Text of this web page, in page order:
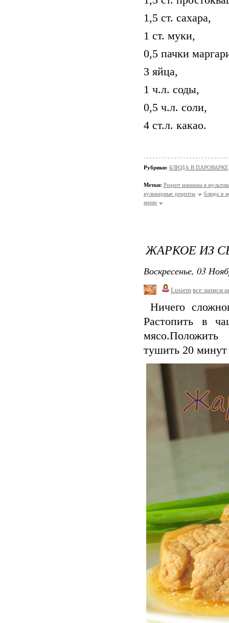
1,5 ст. сахара,
1 ст. муки,
0,5 пачки
3 яйца,
1 ч.л. соды,
0,5 ч.л. соли,
4 ст.л. какао.
Рубрики: БЛЮДА В
Метки: Рецепт манника в
кулинарные рецепты
блюда в
меню
ЖАРКОЕ ИЗ
Воскресенье, 03
Lusiem все записи
Ничего
Растопить в
мясо.Положить
тушить 20